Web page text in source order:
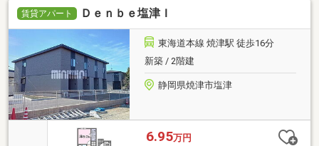
賃貸アパート Ｄｅｎｂｅ塩津Ｉ
東海道本線 焼津駅 徒歩16分
新築 / 2階建
静岡県焼津市塩津
6.95万円